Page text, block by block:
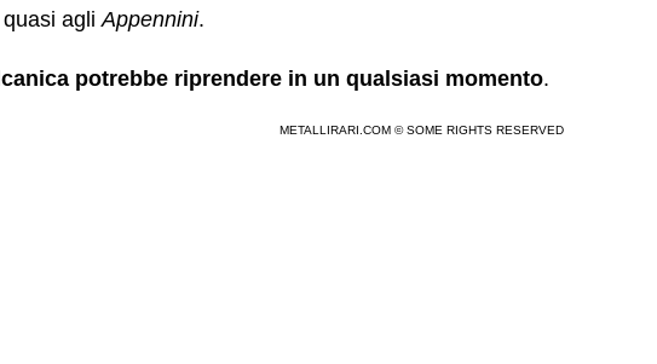
agli Appennini.
potrebbe riprendere in un qualsiasi momento.
METALLIRARI.COM © SOME RIGHTS RESERVED